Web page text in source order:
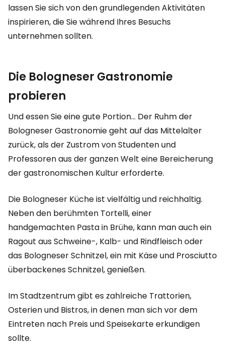
lassen Sie sich von den grundlegenden Aktivitäten
inspirieren, die Sie während Ihres Besuchs
unternehmen sollten.
Die Bologneser Gastronomie
probieren
Und essen Sie eine gute Portion... Der Ruhm der
Bologneser Gastronomie geht auf das Mittelalter
zurück, als der Zustrom von Studenten und
Professoren aus der ganzen Welt eine Bereicherung
der gastronomischen Kultur erforderte.
Die Bologneser Küche ist vielfältig und reichhaltig.
Neben den berühmten Tortelli, einer
handgemachten Pasta in Brühe, kann man auch ein
Ragout aus Schweine-, Kalb- und Rindfleisch oder
das Bologneser Schnitzel, ein mit Käse und Prosciutto
überbackenes Schnitzel, genießen.
Im Stadtzentrum gibt es zahlreiche Trattorien,
Osterien und Bistros, in denen man sich vor dem
Eintreten nach Preis und Speisekarte erkundigen
sollte.